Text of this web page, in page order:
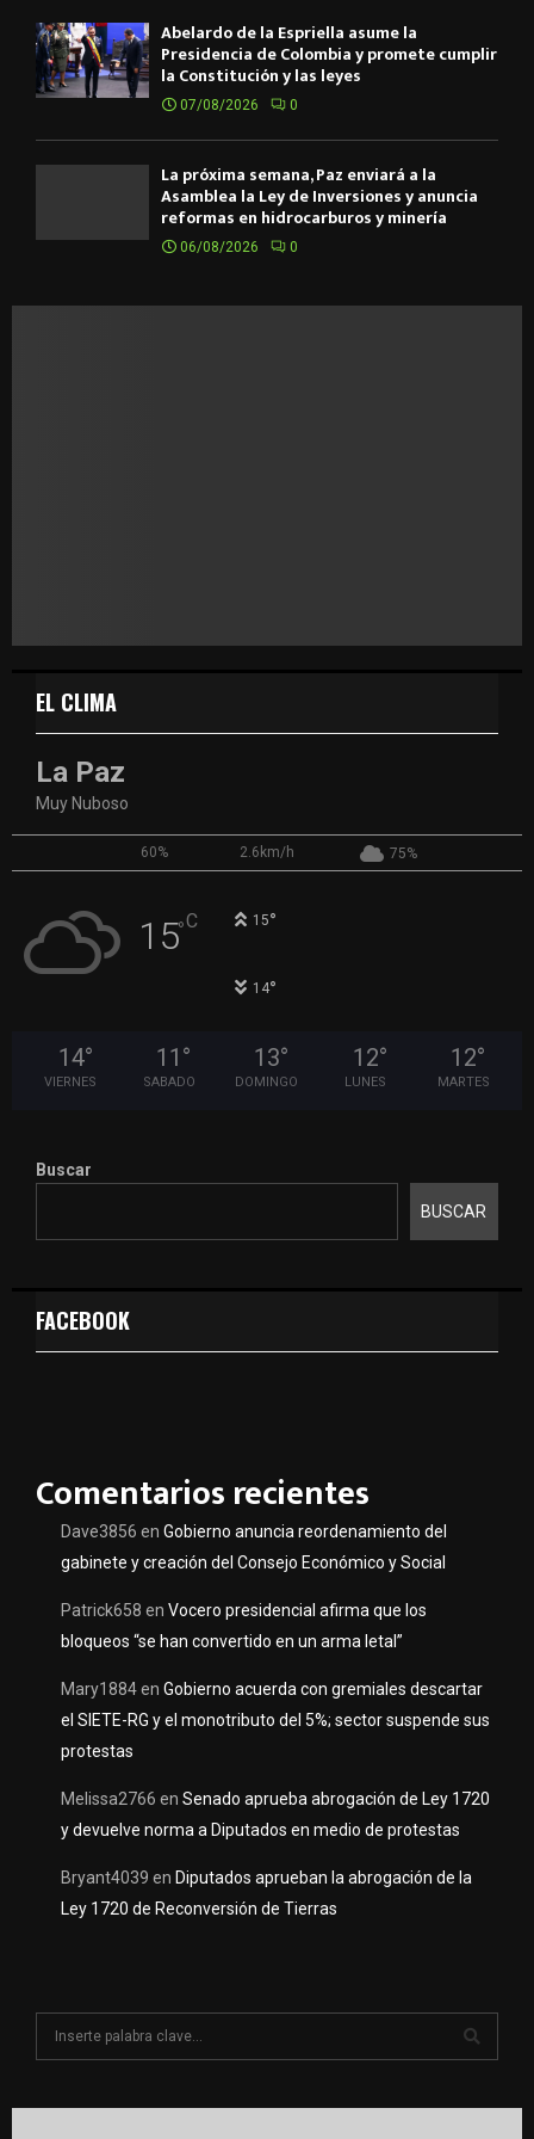
Abelardo de la Espriella asume la
Presidencia de Colombia y promete cumplir
la Constitución y las leyes
07/08/2026 0
La próxima semana, Paz enviará a la
Asamblea la Ley de Inversiones y anuncia
reformas en hidrocarburos y minería
06/08/2026 0
EL CLIMA
La Paz
Muy Nuboso
60% 2.6km/h 75%
15°C 15°
14°
14°
VIERNES
11 °
SABADO
13°
DOMINGO
12°
LUNES
12°
MARTES
Buscar
BUSCAR
FACEBOOK
Comentarios recientes
Dave3856 en Gobierno anuncia reordenamiento del
gabinete y creación del Consejo Económico y Social
Patrick658 en Vocero presidencial afirma que los
bloqueos “se han convertido en un arma letal”
Mary1884en Gobierno acuerda con gremiales descartar
el SIETE-RG y el monotributo del 5%; sector suspende sus
protestas
Melissa2766 en Senado aprueba abrogación de Ley 1720
y devuelve norma a Diputados en medio de protestas
Bryant4039 en Diputados aprueban la abrogación de la
Ley 1720 de Reconversión de Tierras